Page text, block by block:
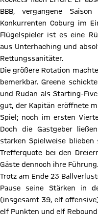
BBB, vergangene
Konkurrenten Coburg im
Flügelspieler ist es eine
aus Unterhaching und
Rettungssanitäter.
Die größere Rotation
bemerkbar. Greene
und Rudan als Starting-
gut, der Kapitän eröffnete
Spiel; noch im ersten
Doch die Gastgeber
starken Spielweise
Trefferquote bei den
Gäste dennoch ihre Führung.
Trotz am Ende 23
Pause seine Stärken in
(insgesamt 39, elf
elf Punkten und elf